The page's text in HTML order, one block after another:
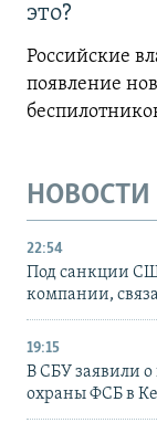
это?
Российские
появление
НОВОСТИ
22:54
Под санкции
компании,
19:15
В СБУ заявили
охраны ФСБ в